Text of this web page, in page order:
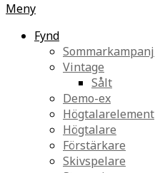
Meny
Fynd
Sommarkampanj
Vintage
Sålt
Demo-ex
Högtalarelement
Högtalare
Förstärkare
Skivspelare